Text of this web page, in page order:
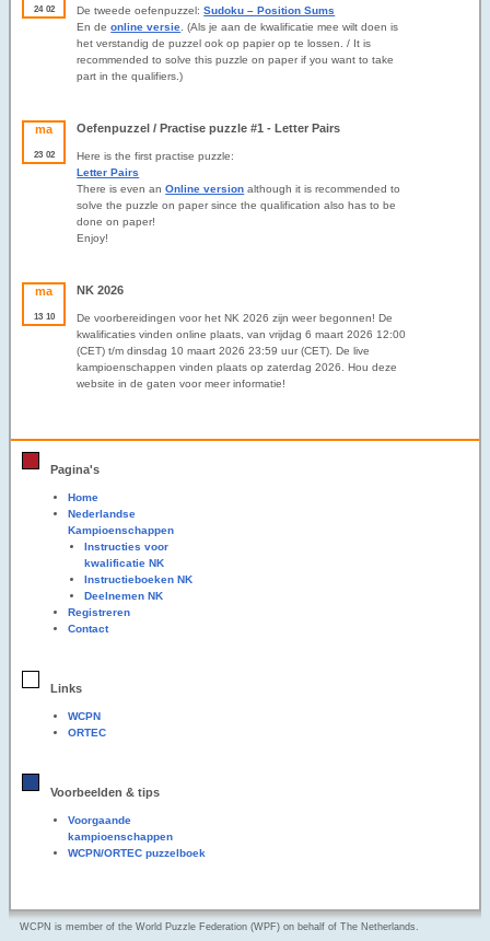
24 02 De tweede oefenpuzzel:Sudoku – Position Sums
En deonline versie. (Als je aan de kwalificatie mee wilt doen is
het verstandig de puzzel ook op papier op te lossen. / It is
recommended to solve this puzzle on paper if you want to take
part in the qualifiers.)
ma
23 02
Oefenpuzzel / Practise puzzle #1 - Letter Pairs
Here is the first practise puzzle:
Letter Pairs
There is even anOnline version although it is recommended to
solve the puzzle on paper since the qualification also has to be
done on paper!
Enjoy!
ma
13 10
NK 2026
De voorbereidingen voor het NK 2026 zijn weer begonnen! De
kwalificaties vinden online plaats, van vrijdag 6 maart 2026 12:00
(CET) t/m dinsdag 10 maart 2026 23:59 uur (CET). De live
kampioenschappen vinden plaats op zaterdag 2026
. Hou deze
website in de gaten voor meer informatie!
Pagina's
Home
Nederlandse
Kampioenschappen
Instructies voor
kwalificatie NK
Instructieboeken NK
Deelnemen NK
Registreren
Contact
Links
WCPN
ORTEC
Voorbeelden & tips
Voorgaande
kampioenschappen
WCPN/ORTEC puzzelboek
WCPN is member of the World Puzzle Federation (WPF) on behalf of The Netherlands.